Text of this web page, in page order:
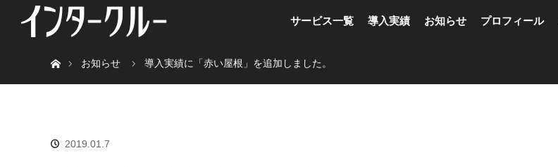
サービス一覧 導入実績 お知らせ プロフィール
お知らせ
導入実績に「赤い屋根」を追加しました。
2019.01.7